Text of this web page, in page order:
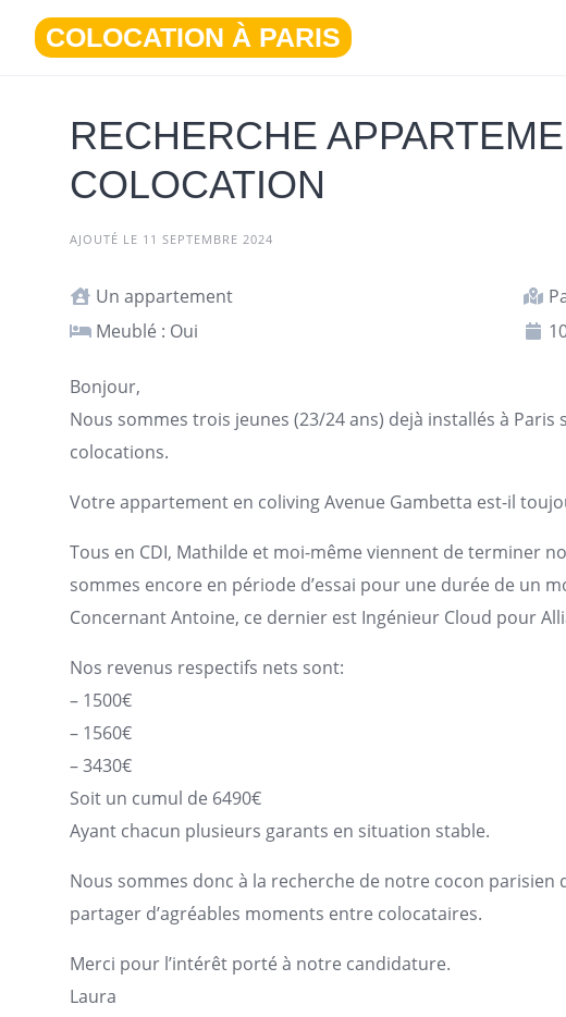
contenu
COLOCATION À PARIS
RECHERCHE
COLOCATION
AJOUTÉ LE 11 SEPTEMBRE 2024
Un appartement
Meublé : Oui
Bonjour,
Nous sommes trois jeunes (23/24 ans) dejà installés à Paris
colocations.
Votre appartement en coliving Avenue Gambetta est-il
Tous en CDI, Mathilde et moi-même viennent de terminer
sommes encore en période d’essai pour une durée de un
Concernant Antoine, ce dernier est Ingénieur Cloud pour
Nos revenus respectifs nets sont:
– 1500€
– 1560€
– 3430€
Soit un cumul de 6490€
Ayant chacun plusieurs garants en situation stable.
Nous sommes donc à la recherche de notre cocon parisien
partager d’agréables moments entre colocataires.
Merci pour l’intérêt porté à notre candidature.
Laura